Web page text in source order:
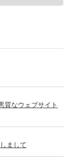
質なウェブサイト
まして